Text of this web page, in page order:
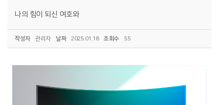
나의 힘이 되신 여호와
작성자 관리자 날짜 2025.01.18 조회수 55